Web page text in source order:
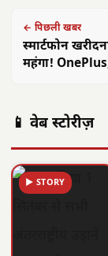
← पिछली खबर
स्मार्टफोन
महंगा!
इजाफा
📱 वेब स्टोरीज़
▶ STORY